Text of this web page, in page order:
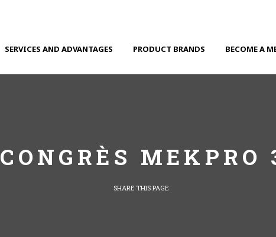
SERVICES AND ADVANTAGES PRODUCT BRANDS BECOME A
CONGRÈS MEKPRO
SHARE THIS PAGE